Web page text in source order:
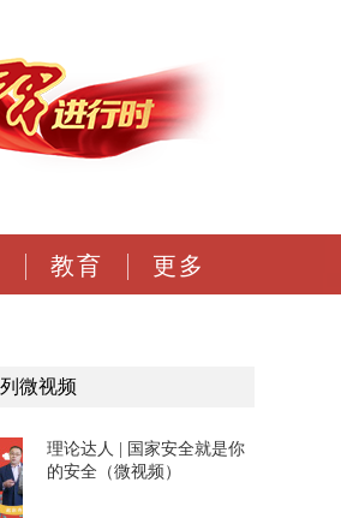
教育 更多
微视频
理论达人 | 国家安全就是你
的安全（微视频）